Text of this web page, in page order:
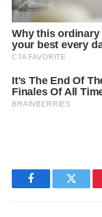
FacebookTwitter